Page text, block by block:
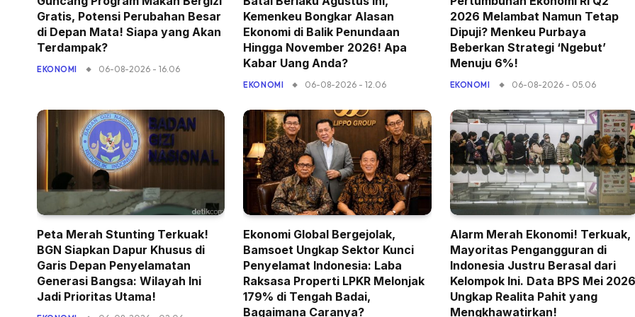
Gratis, Potensi Perubahan Besar
di Depan Mata! Siapa yang Akan
Terdampak?
EKONOMI 06-08-2026 - 16.06
Kemenkeu Bongkar Alasan
Ekonomi di Balik Penundaan
Hingga November 2026! Apa
Kabar Uang Anda?
EKONOMI 06-08-2026 - 12.06
2026 Melambat Namun Tetap
Dipuji? Menkeu Purbaya
Beberkan Strategi ‘Ngebut’
Menuju 6%!
EKONOMI 06-08-2026 - 05.06
Peta Merah Stunting Terkuak!
BGN Siapkan Dapur Khusus di
Garis Depan Penyelamatan
Generasi Bangsa: Wilayah Ini
Jadi Prioritas Utama!
Ekonomi Global Bergejolak,
Bamsoet Ungkap Sektor Kunci
Penyelamat Indonesia: Laba
Raksasa Properti LPKR Melonjak
179% di Tengah Badai,
Bagaimana Caranya?
Alarm Merah Ekonomi! Terkuak,
Mayoritas Pengangguran di
Indonesia Justru Berasal dari
Kelompok Ini. Data BPS Mei 2026
Ungkap Realita Pahit yang
Mengkhawatirkan!